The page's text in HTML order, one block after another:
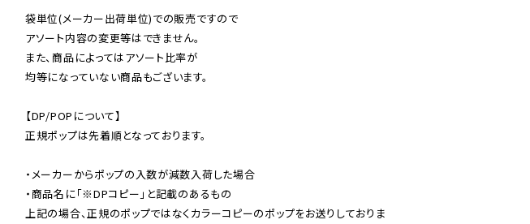
袋単位(メーカー出荷単位)での販売ですので
アソート内容の変更等はできません。
また、商品によってはアソート比率が
均等になっていない商品もございます。
【DP/POPについて】
正規ポップは先着順となっております。
・メーカーからポップの入数が減数入荷した場合
・商品名に「※DPコピー」と記載のあるもの
上記の場合、正規のポップではなくカラーコピーのポップをお送りしておりま